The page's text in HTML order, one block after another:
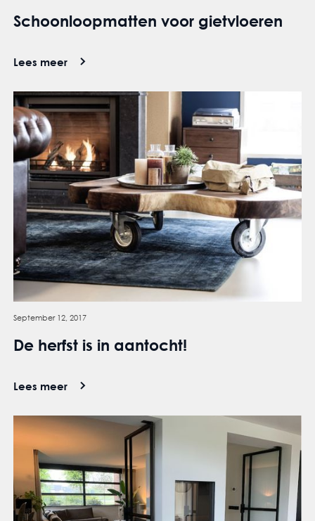
Schoonloopmatten voor gietvloeren
Lees meer
September 12, 2017
De herfst is in aantocht!
Lees meer